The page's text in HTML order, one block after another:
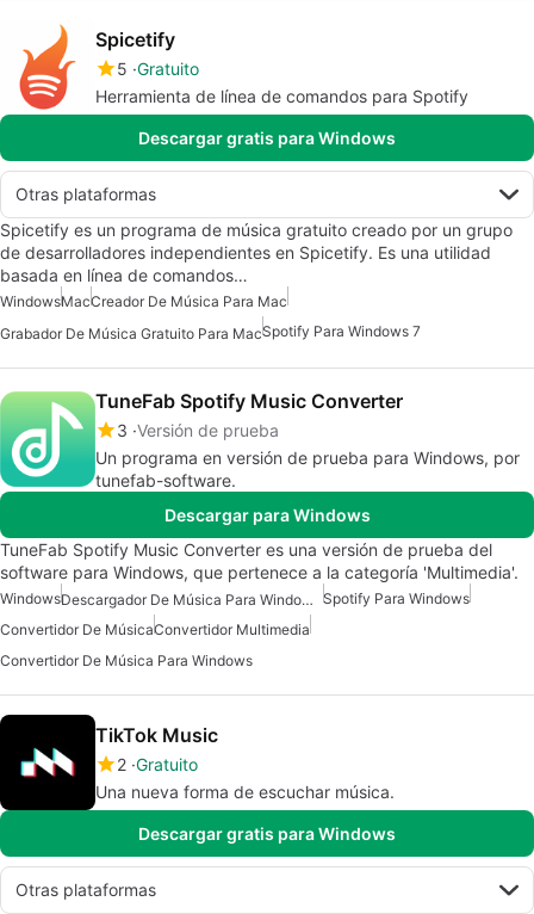
Spicetify
5 Gratuito
Herramienta de línea de comandos para Spotify
Descargar gratis para Windows
Otras plataformas
Spicetify es un programa de música gratuito creado por un grupo
de desarrolladores independientes en Spicetify. Es una utilidad
basada en línea de comandos…
WindowsMacCreador De Música Para Mac
Grabador De Música Gratuito Para MacSpotify Para Windows 7
TuneFab Spotify Music Converter
3 Versión de prueba
Un programa en versión de prueba para Windows, por
tunefab-software.
Descargar para Windows
TuneFab Spotify Music Converter es una versión de prueba del
software para Windows, que pertenece a la categoría 'Multimedia'.
Windows Descargador De Música Para Windows 7
Spotify Para Windows
Convertidor De MúsicaConvertidor Multimedia
Convertidor De Música Para Windows
TikTok Music
2 Gratuito
Una nueva forma de escuchar música.
Descargar gratis para Windows
Otras plataformas